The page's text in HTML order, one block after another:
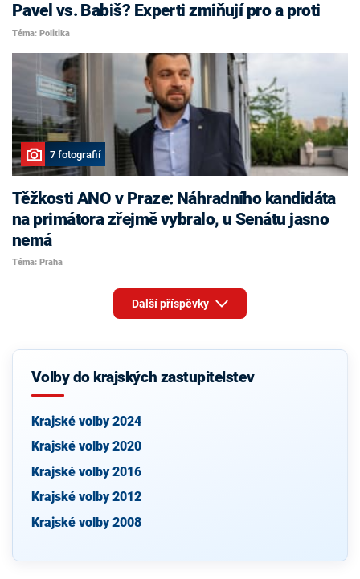
Pavel vs. Babiš? Experti zmiňují pro a proti
Téma: Politika
7 fotografií
Těžkosti ANO v Praze: Náhradního kandidáta
na primátora zřejmě vybralo, u Senátu jasno
nemá
Téma: Praha
Další příspěvky
Volby do krajských zastupitelstev
Krajské volby 2024
Krajské volby 2020
Krajské volby 2016
Krajské volby 2012
Krajské volby 2008